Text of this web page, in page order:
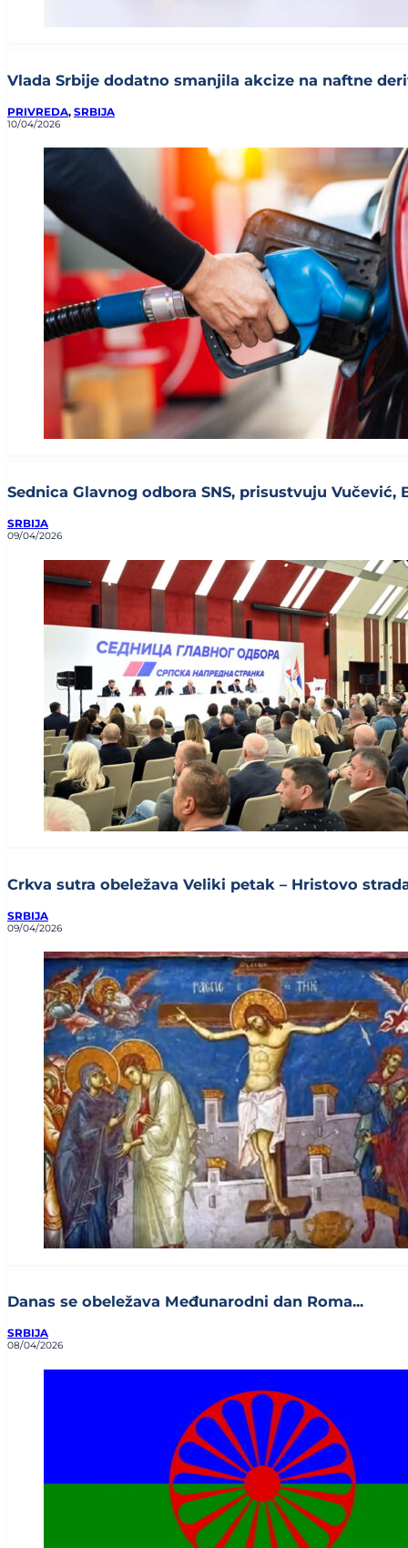
Vlada Srbije dodatno smanjila akcize na naftne
PRIVREDA, SRBIJA
10/04/2026
Sednica Glavnog odbora SNS, prisustvuju Vučević,
SRBIJA
09/04/2026
Crkva sutra obeležava Veliki petak – Hristovo
SRBIJA
09/04/2026
Danas se obeležava Međunarodni dan Roma...
SRBIJA
08/04/2026